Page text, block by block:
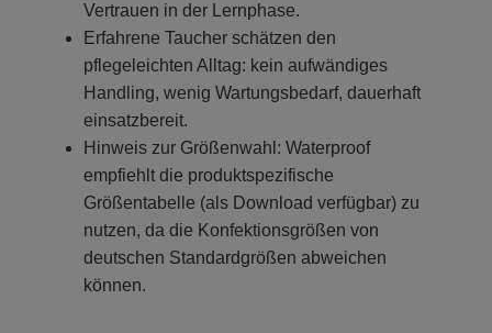
Vertrauen in der Lernphase.
Erfahrene Taucher schätzen den
pflegeleichten Alltag: kein aufwändiges
Handling, wenig Wartungsbedarf, dauerhaft
einsatzbereit.
Hinweis zur Größenwahl: Waterproof
empfiehlt die produktspezifische
Größentabelle (als Download verfügbar) zu
nutzen, da die Konfektionsgrößen von
deutschen Standardgrößen abweichen
können.